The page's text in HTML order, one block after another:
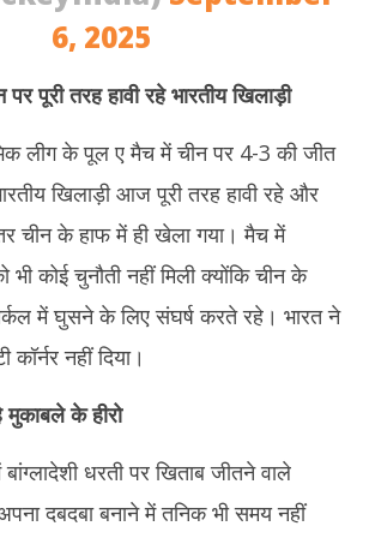
6, 2025
पूरी तरह हावी रहे भारतीय खिलाड़ी
लीग के पूल ए मैच में चीन पर 4-3 की जीत
खिलाड़ी आज पूरी तरह हावी रहे और
चीन के हाफ में ही खेला गया। मैच में
भी कोई चुनौती नहीं मिली क्योंकि चीन के
में घुसने के लिए संघर्ष करते रहे। भारत ने
नहीं दिया।
मुकाबले के हीरो
धरती पर खिताब जीतने वाले
दबदबा बनाने में तनिक भी समय नहीं